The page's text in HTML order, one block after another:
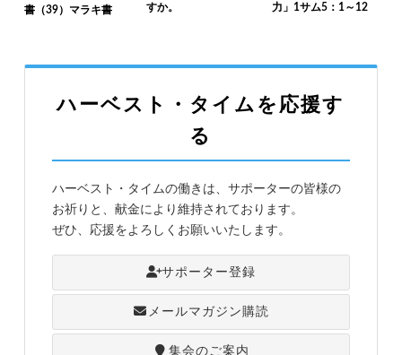
書（39）マラキ書
すか。
力」1サム5：1～12
ハーベスト・タイムを応援す
る
ハーベスト・タイムの働きは、サポーターの皆様の
お祈りと、献金により維持されております。
ぜひ、応援をよろしくお願いいたします。
サポーター登録
メールマガジン購読
集会のご案内